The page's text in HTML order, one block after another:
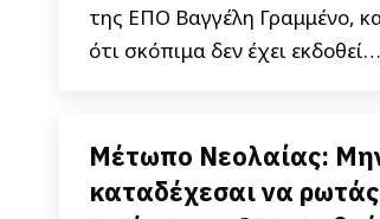
της ΕΠΟ Βαγγέλη Γραμμένο,
ότι σκόπιμα δεν έχει εκδοθεί…
Μέτωπο Νεολαίας:
καταδέχεσαι να